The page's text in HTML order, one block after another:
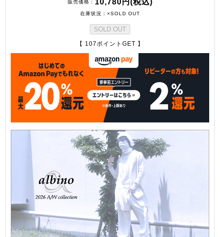
販売価格 10,780円(税込)
在庫状況 ×SOLD OUT
SOLD OUT
【 107ポイントGET 】